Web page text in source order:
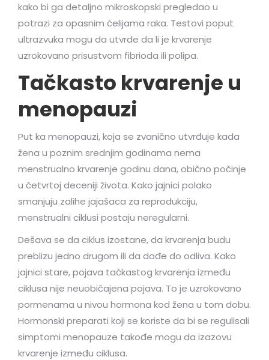
kako bi ga detaljno mikroskopski pregledao u
potrazi za opasnim ćelijama raka. Testovi poput
ultrazvuka mogu da utvrde da li je krvarenje
uzrokovano prisustvom fibrioda ili polipa.
Tačkasto krvarenje u
menopauzi
Put ka menopauzi, koja se zvanično utvrđuje kada
žena u poznim srednjim godinama nema
menstrualno krvarenje godinu dana, obično počinje
u četvrtoj deceniji života. Kako jajnici polako
smanjuju zalihe jajašaca za reprodukciju,
menstrualni ciklusi postaju neregularni.
Dešava se da ciklus izostane, da krvarenja budu
preblizu jedno drugom ili da dođe do odliva. Kako
jajnici stare, pojava tačkastog krvarenja između
ciklusa nije neuobičajena pojava. To je uzrokovano
pormenama u nivou hormona kod žena u tom dobu.
Hormonski preparati koji se koriste da bi se regulisali
simptomi menopauze takođe mogu da izazovu
krvarenje između ciklusa.